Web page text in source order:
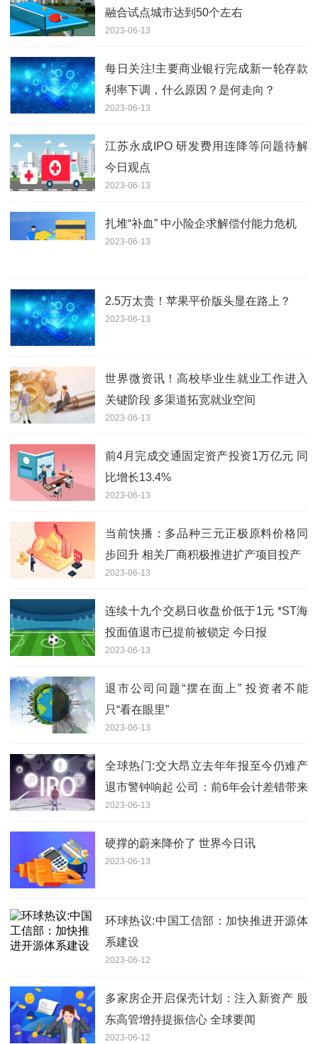
融合试点城市达到50个左右
2023-06-13
每日关注!主要商业银行完成新一轮存款
利率下调，什么原因？是何走向？
2023-06-13
江苏永成IPO 研发费用连降等问题待解
今日观点
2023-06-13
扎堆“补血” 中小险企求解偿付能力危机
2023-06-13
2.5万太贵！苹果平价版头显在路上？
2023-06-13
世界微资讯！高校毕业生就业工作进入
关键阶段 多渠道拓宽就业空间
2023-06-13
前4月完成交通固定资产投资1万亿元 同
比增长13.4%
2023-06-13
当前快播：多品种三元正极原料价格同
步回升 相关厂商积极推进扩产项目投产
2023-06-13
连续十九个交易日收盘价低于1元 *ST海
投面值退市已提前被锁定 今日报
2023-06-13
退市公司问题“摆在面上” 投资者不能
只“看在眼里”
2023-06-13
全球热门:交大昂立去年年报至今仍难产
退市警钟响起 公司：前6年会计差错带来
巨大工作量
2023-06-13
硬撑的蔚来降价了 世界今日讯
2023-06-13
环球热议:中国工信部：加快推进开源体
系建设
2023-06-12
多家房企开启保壳计划：注入新资产 股
东高管增持提振信心 全球要闻
2023-06-12